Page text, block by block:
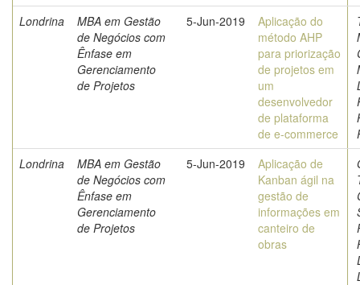
Londrina
MBA em Gestão
de Negócios com
Ênfase em
Gerenciamento
de Projetos
5-Jun-2019
Aplicação do
método AHP
para priorização
de projetos em
um
desenvolvedor
de plataforma
de e-commerce
Londrina
MBA em Gestão
de Negócios com
Ênfase em
Gerenciamento
de Projetos
5-Jun-2019
Aplicação de
Kanban ágil na
gestão de
informações em
canteiro de
obras